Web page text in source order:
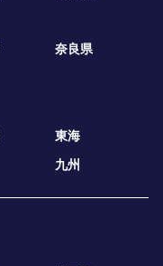
奈良県
東海
九州